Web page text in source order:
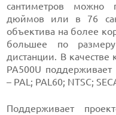
сантиметров можно
дюймов или в 76
объектива на более
большее по
дистанции. В качестве
PA500U поддерживает
– PAL; PAL60; NTSC;
Поддерживает